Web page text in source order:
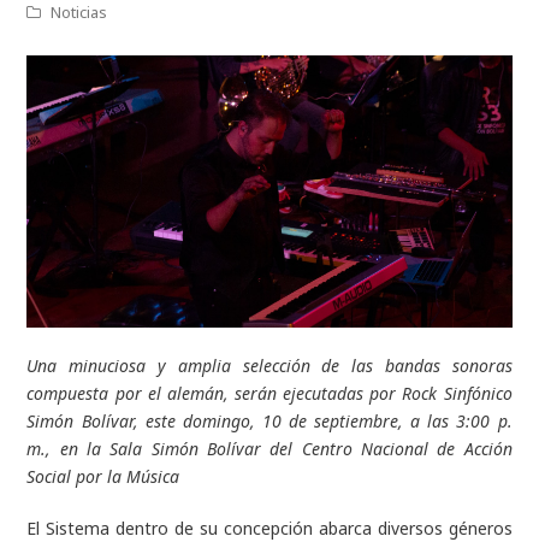
Noticias
Una minuciosa y amplia selección de las bandas sonoras
compuesta por el alemán, serán ejecutadas por Rock Sinfónico
Simón Bolívar, este domingo, 10 de septiembre, a las 3:00 p.
m., en la Sala Simón Bolívar del Centro Nacional de Acción
Social por la Música
El Sistema dentro de su concepción abarca diversos géneros